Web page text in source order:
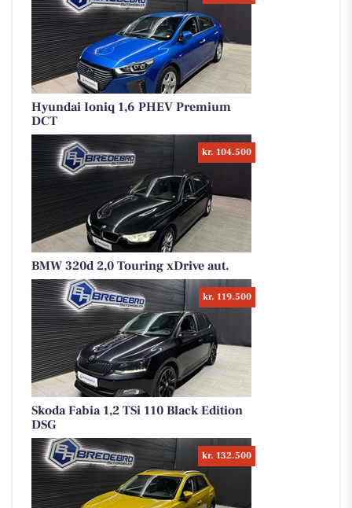
Hyundai Ioniq 1,6 PHEV Premium
DCT
kr. 104.500
BMW 320d 2,0 Touring xDrive aut.
kr. 119.500
Skoda Fabia 1,2 TSi 110 Black Edition
DSG
kr. 132.500